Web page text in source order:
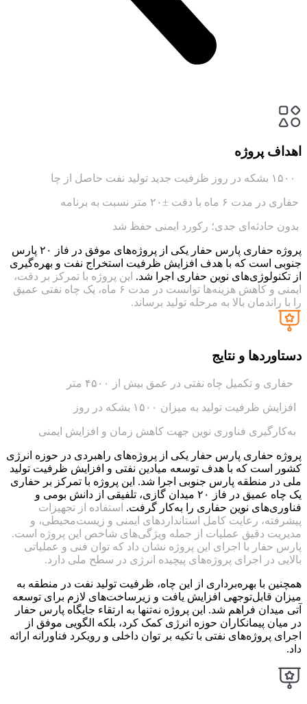
اهداف پروژه
حفاری در مدت ۶ ماه با دقت ±۲۰ متر نسبت به برنامه
بدون حادثه‌ای جدی؛ رکورد ایمنی حفظ شد
پروژه حفاری پارس حفار یکی از پروژه‌های موفق در فاز ۲۰ پارس
جنوبی است که با هدف افزایش ظرفیت استخراج نفت و بهره‌گیری
از تکنولوژی‌های نوین حفاری اجرا شد. این پروژه با تمرکز بر دقت،
ایمنی و کاهش هزینه‌ها توانست در مدت ۶ ماه، یک چاه نفتی عمیق
را با راندمان بالا به مرحله تولید برساند.
دستاوردها و نتایج
حفاری و تکمیل چاه نفتی در عمق بیش از ۴۵۰۰ متر
افزایش ظرفیت تولید به میزان ۱۵۰۰ بشکه در روز
به‌کارگیری فناوری نوین جهت کاهش زمان و افزایش ایمنی
پروژه حفاری پارس حفار یکی از پروژه‌های راهبردی در حوزه انرژی
کشور است که با هدف توسعه میادین نفتی و افزایش ظرفیت تولید
ملی در منطقه پارس جنوبی اجرا شد. این پروژه با تمرکز بر حفاری
یک چاه عمیق در فاز ۲۰ میدان گازی، تلفیقی از دانش بومی و
فناوری‌های نوین حفاری را به‌کار گرفت. استفاده از تجهیزات
پیشرفته، رعایت کامل استانداردهای ایمنی و زیست‌محیطی، و
مدیریت دقیق عملیات از جمله ویژگی‌های شاخص این پروژه است.
پارس حفار با اجرای این پروژه نشان داد که توان فنی و عملیاتی
بالایی در اجرای پروژه‌های پیچیده انرژی در سطح ملی دارد.
همچنین با بهره‌برداری از این چاه، ظرفیت تولید نفت در منطقه به
میزان قابل‌توجهی افزایش یافت و زیرساخت‌های لازم برای توسعه
آتی میدان فراهم شد. این پروژه نه‌تنها به ارتقاء جایگاه پارس حفار
در میان پیمانکاران حوزه انرژی کمک کرد، بلکه الگویی موفق از
اجرای پروژه‌های نفتی با تکیه بر توان داخلی و رویکرد فناورانه ارائه
داد.